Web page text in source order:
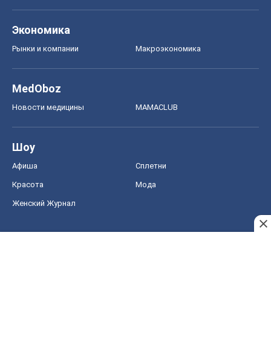
Экономика
Рынки и компании Mакроэкономика
MedOboz
Новости медицины MAMACLUB
Шоу
Афиша Сплетни
Красота Мода
Женский Журнал